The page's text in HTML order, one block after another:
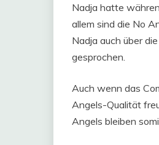
Nadja hatte
allem sind die No
Nadja auch über
gesprochen.
Auch wenn das
Angels-Qualität
Angels bleiben